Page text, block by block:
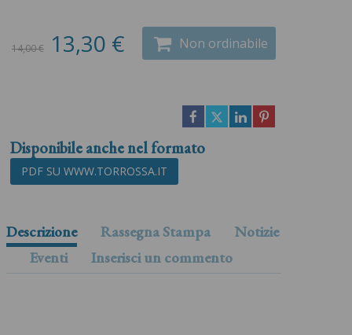
14,00 € 13,30 € Non ordinabile
Disponibile anche nel formato
PDF SU WWW.TORROSSA.IT
Descrizione Rassegna Stampa
Notizie
Eventi
Inserisci un commento